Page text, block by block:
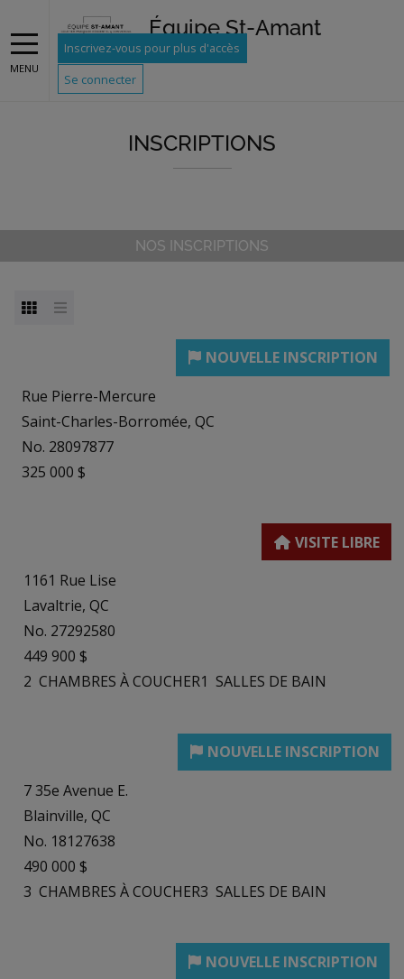
MENU
Équipe St-Amant
Inscrivez-vous pour plus d'accès
Se connecter
INSCRIPTIONS
NOS INSCRIPTIONS
Rue Pierre-Mercure
Saint-Charles-Borromée, QC
No. 28097877
325 000 $
1161 Rue Lise
Lavaltrie, QC
No. 27292580
449 900 $
2 CHAMBRES À COUCHER1 SALLES DE BAIN
7 35e Avenue E.
Blainville, QC
No. 18127638
490 000 $
3 CHAMBRES À COUCHER3 SALLES DE BAIN